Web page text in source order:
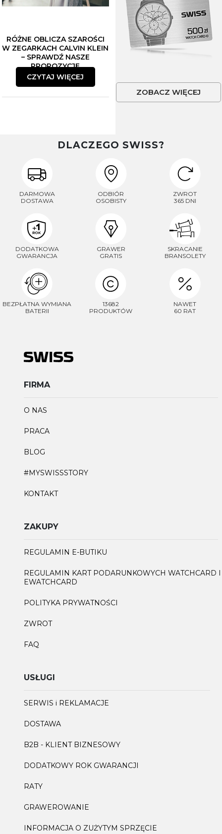
RÓŻNE OBLICZA SZAROŚCI
W ZEGARKACH CALVIN KLEIN
– SPRAWDŹ NASZE
PROPOZYCJE
CZYTAJ WIĘCEJ
ZOBACZ WIĘCEJ
DLACZEGO SWISS?
DARMOWA
DOSTAWA
ODBIÓR
OSOBISTY
ZWROT
365 DNI
DODATKOWA
GWARANCJA
GRAWER
GRATIS
SKRACANIE
BRANSOLETY
BEZPŁATNA WYMIANA
BATERII
13682
PRODUKTÓW
NAWET
60 RAT
FIRMA
O NAS
PRACA
BLOG
#MYSWISSSTORY
KONTAKT
ZAKUPY
REGULAMIN E-BUTIKU
REGULAMIN KART PODARUNKOWYCH WATCHCARD I
EWATCHCARD
POLITYKA PRYWATNOŚCI
ZWROT
FAQ
USŁUGI
SERWIS i REKLAMACJE
DOSTAWA
B2B - KLIENT BIZNESOWY
DODATKOWY ROK GWARANCJI
RATY
GRAWEROWANIE
INFORMACJA O ZUŻYTYM SPRZĘCIE